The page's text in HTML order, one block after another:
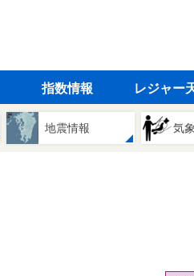
指数情報 レジャー
地震情報 気